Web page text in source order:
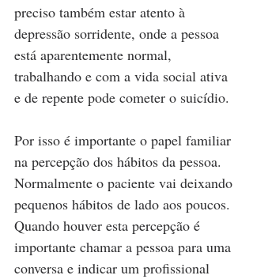
preciso também estar atento à
depressão sorridente, onde a pessoa
está aparentemente normal,
trabalhando e com a vida social ativa
e de repente pode cometer o suicídio.
Por isso é importante o papel familiar
na percepção dos hábitos da pessoa.
Normalmente o paciente vai deixando
pequenos hábitos de lado aos poucos.
Quando houver esta percepção é
importante chamar a pessoa para uma
conversa e indicar um profissional